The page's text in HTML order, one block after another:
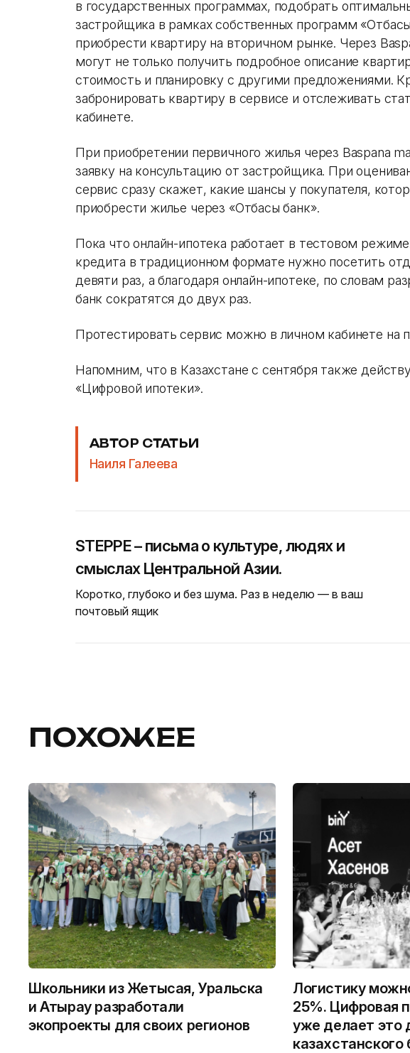
в государственных программах, подобрать
застройщика в рамках собственных программ
приобрести квартиру на вторичном рынке. Через
могут не только получить подробное описание
стоимость и планировку с другими предложениями.
забронировать квартиру в сервисе и отслеживать
кабинете.
При приобретении первичного жилья через Baspana
заявку на консультацию от застройщика. При
сервис сразу скажет, какие шансы у покупателя,
приобрести жилье через «Отбасы банк».
Пока что онлайн-ипотека работает в тестовом
кредита в традиционном формате нужно посетить
девяти раз, а благодаря онлайн-ипотеке, по словам
банк сократятся до двух раз.
Протестировать сервис можно в личном кабинете на
Напомним, что в Казахстане с сентября также
«Цифровой ипотеки».
АВТОР СТАТЬИ
Наиля Галеева
STEPPE – письма о культуре, людях и
смыслах Центральной Азии.
Коротко, глубоко и без шума. Раз в неделю — в ваш
почтовый ящик
ПОХОЖЕЕ
Школьники из Жетысая, Уральска
и Атырау разработали
экопроекты для своих регионов
Логистику
25%. Цифровая
уже делает это
казахстанского